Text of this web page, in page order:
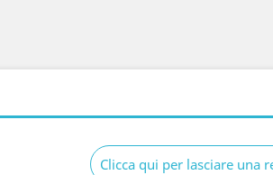
Clicca qui per lasciare una